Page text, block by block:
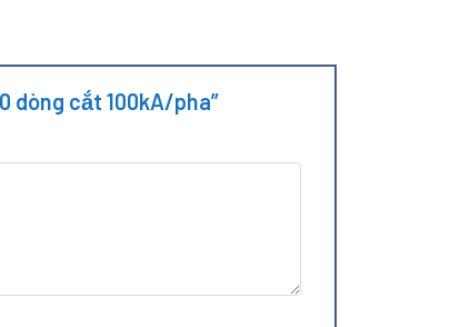
dòng cắt 100kA/pha”